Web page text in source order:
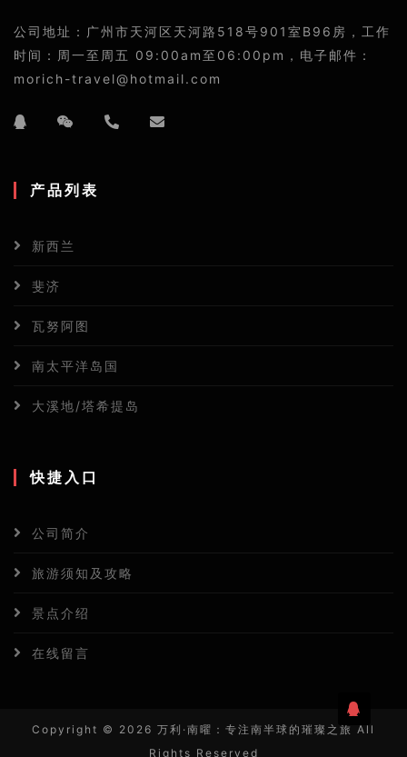
公司地址：广州市天河区天河路518号901室B96房，工作
时间：周一至周五 09:00am至06:00pm，电子邮件：
morich-travel@hotmail.com
产品列表
新西兰
斐济
瓦努阿图
南太平洋岛国
大溪地/塔希提岛
快捷入口
公司简介
旅游须知及攻略
景点介绍
在线留言
Copyright © 2026 万利·南曜：专注南半球的璀璨之旅 All
Rights Reserved